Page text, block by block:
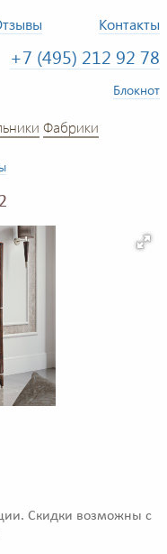
Контакты
+7 (495) 212 92 78
Блокнот
Фабрики
Скидки возможны с